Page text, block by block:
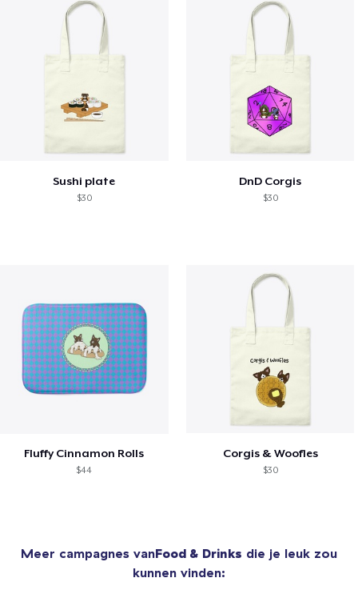
Sushi plate
$30
DnD Corgis
$30
Fluffy Cinnamon Rolls
$44
Corgis & Woofles
$30
Meer campagnes vanFood & Drinks die je leuk zou
kunnen vinden: